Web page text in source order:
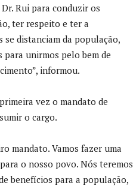
Rui para conduzir os
ter respeito e ter a
se distanciam da população,
unirmos pelo bem de
informou.
vez o mandato de
o cargo.
mandato. Vamos fazer uma
o nosso povo. Nós teremos
benefícios para a população,